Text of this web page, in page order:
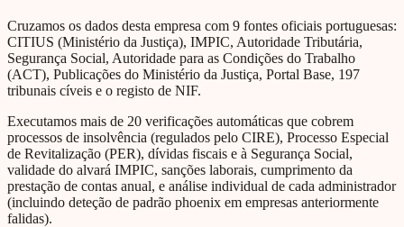
Cruzamos os dados desta empresa com 9 fontes oficiais portuguesas:
CITIUS (Ministério da Justiça), IMPIC, Autoridade Tributária,
Segurança Social, Autoridade para as Condições do Trabalho
(ACT), Publicações do Ministério da Justiça, Portal Base, 197
tribunais cíveis e o registo de NIF.
Executamos mais de 20 verificações automáticas que cobrem
processos de insolvência (regulados pelo CIRE), Processo Especial
de Revitalização (PER), dívidas fiscais e à Segurança Social,
validade do alvará IMPIC, sanções laborais, cumprimento da
prestação de contas anual, e análise individual de cada administrador
(incluindo deteção de padrão phoenix em empresas anteriormente
falidas).